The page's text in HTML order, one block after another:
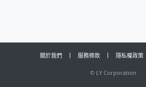
關於我們 服務條款 隱私權政策
© LY Corporation